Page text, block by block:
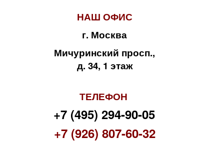
НАШ ОФИС
г. Москва
Мичуринский просп.,
д. 34, 1 этаж
ТЕЛЕФОН
+7 (495) 294-90-05
+7 (926) 807-60-32